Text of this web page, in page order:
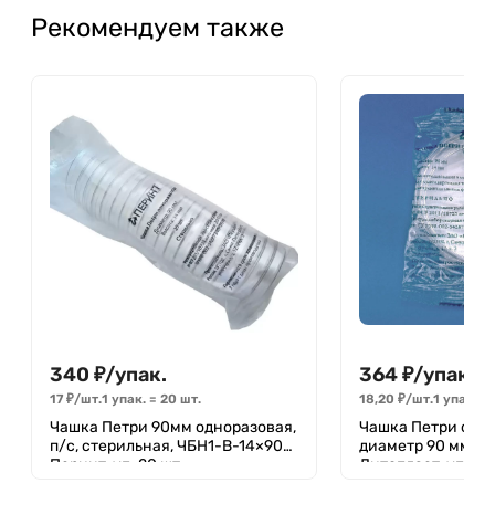
Рекомендуем также
340 ₽/упак.
17 ₽/шт.1 упак. = 20 шт.
Чашка Петри 90мм одноразовая,
п/с, стерильная, ЧБН1-В-14×90
Перинт, уп. 20 шт.
364₽/упак.
18,20 ₽/шт.1 упак.
Чашка Петри
диаметр 90 мм,
Литопласт, уп.